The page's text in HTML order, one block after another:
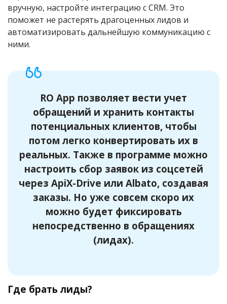
вручную, настройте интеграцию с CRM. Это
поможет не растерять драгоценных лидов и
автоматизировать дальнейшую коммуникацию с
ними.
RO App позволяет вести учет
обращений и хранить контакты
потенциальных клиентов, чтобы
потом легко конвертировать их в
реальных. Также в программе можно
настроить сбор заявок из соцсетей
через ApiX-Drive или Albato, создавая
заказы. Но уже совсем скоро их
можно будет фиксировать
непосредственно в обращениях
(лидах).
Где брать лиды?